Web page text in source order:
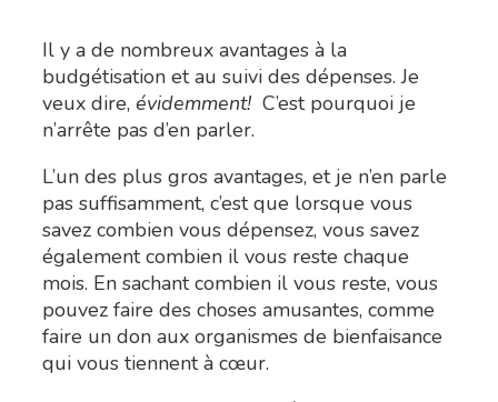
Il y a de nombreux avantages à la
budgétisation et au suivi des dépenses. Je
veux dire, évidemment! C’est pourquoi je
n’arrête pas d’en parler.
L’un des plus gros avantages, et je n’en parle
pas suffisamment, c’est que lorsque vous
savez combien vous dépensez, vous savez
également combien il vous reste chaque
mois. En sachant combien il vous reste, vous
pouvez faire des choses amusantes, comme
faire un don aux organismes de bienfaisance
qui vous tiennent à cœur.